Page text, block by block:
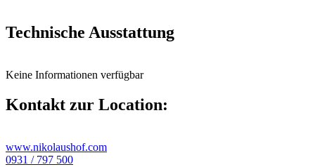
Technische Ausstattung
Keine Informationen verfügbar
Kontakt zur Location:
www.nikolaushof.com
0931 / 797 500